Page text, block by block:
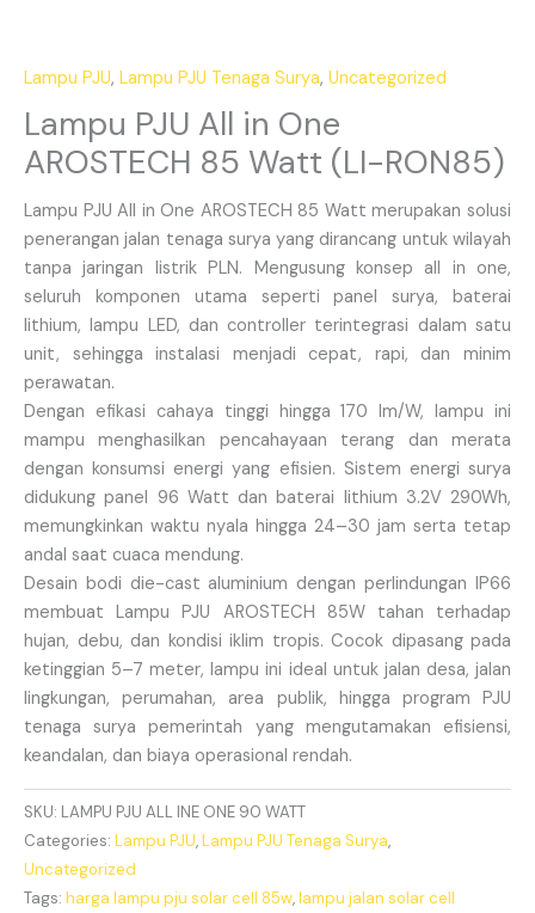
Lampu PJU, Lampu PJU Tenaga Surya, Uncategorized
Lampu PJU All in One
AROSTECH 85 Watt (LI-RON85)
Lampu PJU All in One AROSTECH 85 Watt merupakan solusi
penerangan jalan tenaga surya yang dirancang untuk wilayah
tanpa jaringan listrik PLN. Mengusung konsep all in one,
seluruh komponen utama seperti panel surya, baterai
lithium, lampu LED, dan controller terintegrasi dalam satu
unit, sehingga instalasi menjadi cepat, rapi, dan minim
perawatan.
Dengan efikasi cahaya tinggi hingga 170 lm/W, lampu ini
mampu menghasilkan pencahayaan terang dan merata
dengan konsumsi energi yang efisien. Sistem energi surya
didukung panel 96 Watt dan baterai lithium 3.2V 290Wh,
memungkinkan waktu nyala hingga 24–30 jam serta tetap
andal saat cuaca mendung.
Desain bodi die-cast aluminium dengan perlindungan IP66
membuat Lampu PJU AROSTECH 85W tahan terhadap
hujan, debu, dan kondisi iklim tropis. Cocok dipasang pada
ketinggian 5–7 meter, lampu ini ideal untuk jalan desa, jalan
lingkungan, perumahan, area publik, hingga program PJU
tenaga surya pemerintah yang mengutamakan efisiensi,
keandalan, dan biaya operasional rendah.
SKU: LAMPU PJU ALL INE ONE 90 WATT
Categories: Lampu PJU,Lampu PJU Tenaga Surya,
Uncategorized
Tags: harga lampu pju solar cell 85w,lampu jalan solar cell